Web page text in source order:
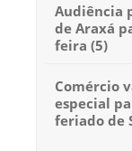
Audiência
de Araxá
feira (5)
Comércio
especial
feriado de